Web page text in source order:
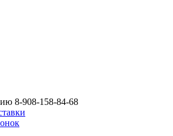
8-908-158-84-68